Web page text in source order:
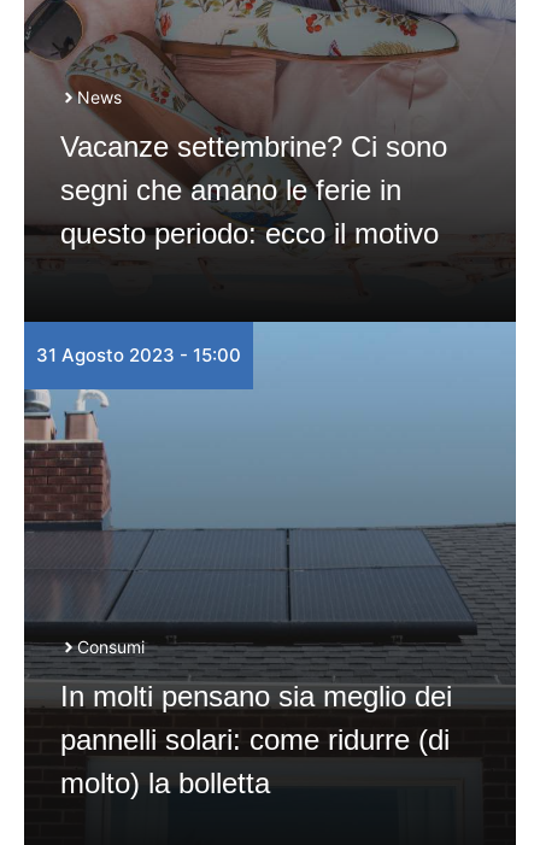
News
Vacanze settembrine? Ci sono
segni che amano le ferie in
questo periodo: ecco il motivo
31 Agosto 2023 - 15:00
Consumi
In molti pensano sia meglio dei
pannelli solari: come ridurre (di
molto) la bolletta